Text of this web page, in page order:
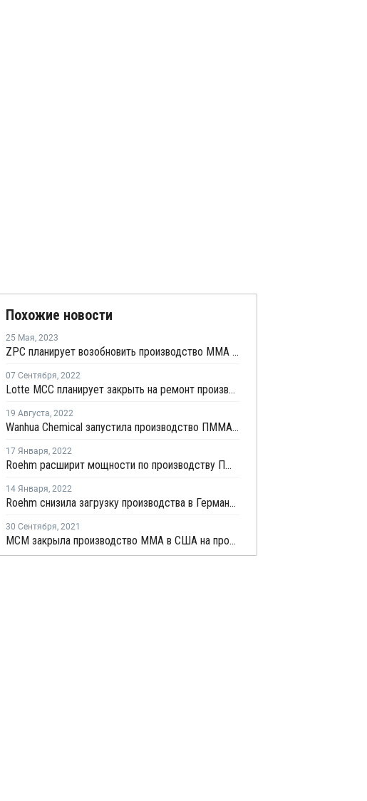
Похожие новости
25 Мая, 2023
ZPC планирует возобновить производство ММА в Чжоушане
07 Сентября, 2022
Lotte MCC планирует закрыть на ремонт производство ММА на линии №1 в Йосу
19 Августа, 2022
Wanhua Chemical запустила производство ПММА на линии №2 в Китае
17 Января, 2022
Roehm расширит мощности по производству ПММА в Шанхае ко второму кварталу 2023 года
14 Января, 2022
Roehm снизила загрузку производства в Германии до 70%
30 Сентября, 2021
MCM закрыла производство ММА в США на профилактику